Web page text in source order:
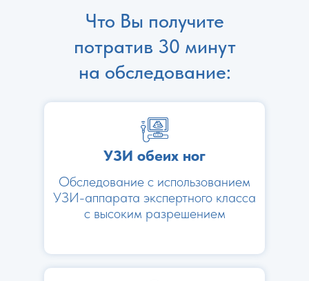
Что Вы получите
потратив 30 минут
на обследование:
УЗИ обеих ног
Обследование с использованием
УЗИ-аппарата экспертного класса
с высоким разрешением